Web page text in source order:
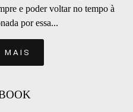
e poder voltar no tempo à
por essa...
MAIS